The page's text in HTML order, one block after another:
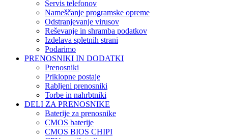
Servis telefonov
Nameščanje programske opreme
Odstranjevanje virusov
Reševanje in shramba podatkov
Izdelava spletnih strani
Podarimo
PRENOSNIKI IN DODATKI
Prenosniki
Priklopne postaje
Rabljeni prenosniki
Torbe in nahrbtniki
DELI ZA PRENOSNIKE
Baterije za prenosnike
CMOS baterije
CMOS BIOS CHIPI